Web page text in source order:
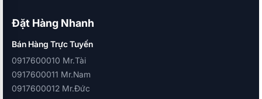
Đặt Hàng Nhanh
Bán Hàng Trực Tuyến
0917600010 Mr.Tài
0917600011 Mr.Nam
0917600012 Mr.Đức